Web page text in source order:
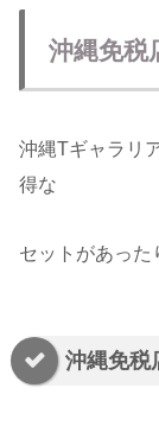
沖縄免
沖縄Tギャラリ
得な
セットがあった
沖縄免